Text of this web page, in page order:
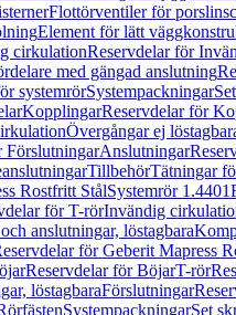
Flottörventiler för
Element för lätt
cirkulationReservdelar för
med gängad anslutning
systemrörSystempackningar
KopplingarReservdelar för
Övergångar ej
FörslutningarAnslutningar
TillbehörTätningar
Rostfritt StålSystemrör 1.4401
för T-rörInvändig
anslutningar, löstagbara
för Geberit Mapress
Reservdelar för BöjarT-rör
löstagbaraFörslutningar
SystempackningarSet